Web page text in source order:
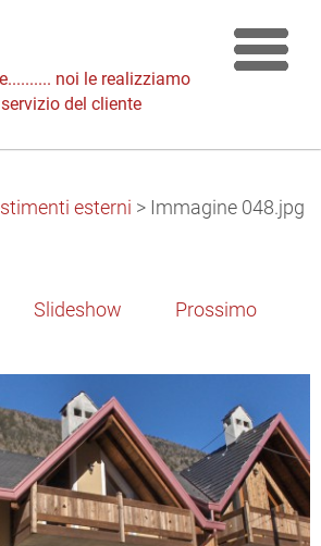
noi le realizziamo
del cliente
esterni > Immagine 048.jpg
Slideshow Prossimo